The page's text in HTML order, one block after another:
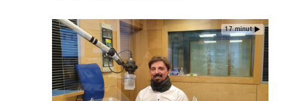
17 minut